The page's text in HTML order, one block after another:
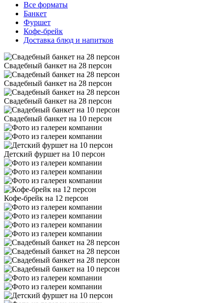
Все форматы
Банкет
Фуршет
Кофе-брейк
Доставка блюд и напитков
Свадебный банкет на 28 персон
Свадебный банкет на 28 персон
Свадебный банкет на 28 персон
Свадебный банкет на 10 персон
Детский фуршет на 10 персон
Кофе-брейк на 12 персон